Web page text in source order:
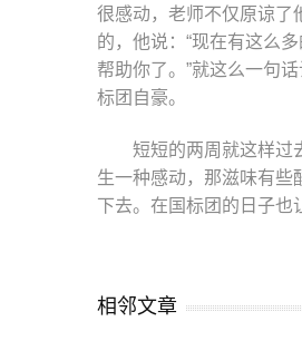
很感动，老师不仅原谅了
的，他说：“现在有这么
帮助你了。”就这么一句
标团自豪。
短短的两周就这样过
生一种感动，那滋味有些
下去。在国标团的日子也
相邻文章